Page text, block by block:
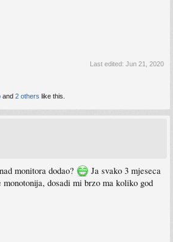
Last edited: Jun 21, 2020
and 2 others like this.
monitora dodao?
Ja svako 3 mjeseca
dosadi mi brzo ma koliko god